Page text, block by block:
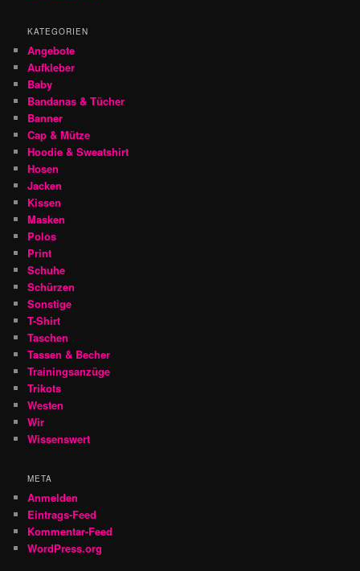
KATEGORIEN
Angebote
Aufkleber
Baby
Bandanas & Tücher
Banner
Cap & Mütze
Hoodie & Sweatshirt
Hosen
Jacken
Kissen
Masken
Polos
Print
Schuhe
Schürzen
Sonstige
T-Shirt
Taschen
Tassen & Becher
Trainingsanzüge
Trikots
Westen
Wir
Wissenswert
META
Anmelden
Eintrags-Feed
Kommentar-Feed
WordPress.org